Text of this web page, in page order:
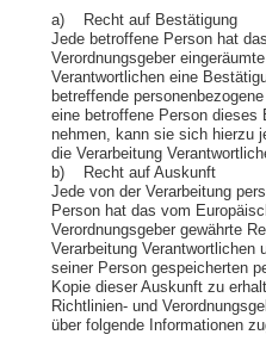
a) Recht auf Bestätigung
Jede betroffene Person hat
Verordnungsgeber
Verantwortlichen eine
betreffende
eine betroffene Person dieses
nehmen, kann sie sich hierzu
die Verarbeitung
b) Recht auf Auskunft
Jede von der Verarbeitung
Person hat das vom
Verordnungsgeber gewährte
Verarbeitung Verantwortlichen
seiner Person gespeicherten
Kopie dieser Auskunft zu
Richtlinien- und
über folgende Informationen